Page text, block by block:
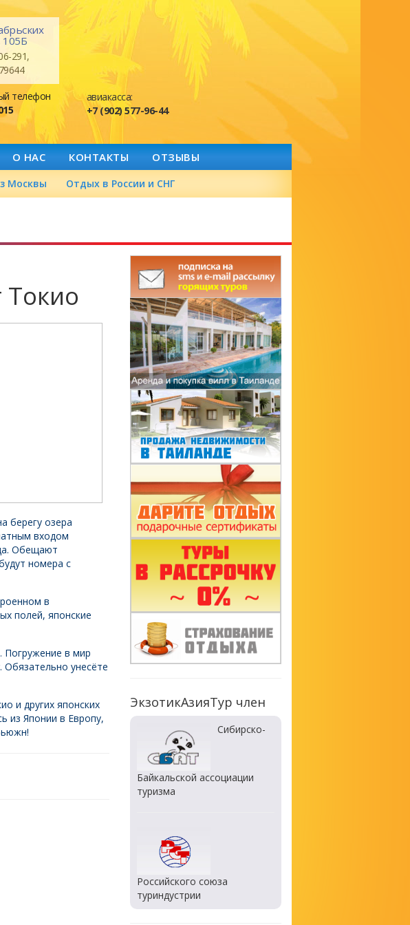
291,
телефон
авиакасса:
+7 (902) 577-96-44
О НАС КОНТАКТЫ ОТЗЫВЫ
Москвы Отдых в России и СНГ
берегу озера
входом
Обещают
номера с
в
полей, японские
Погружение в мир
унесёте
и других японских
из Японии в Европу,
ЭкзотикАзияТур член
Сибирско-
Байкальской ассоциации
туризма
Российского союза
туриндустрии